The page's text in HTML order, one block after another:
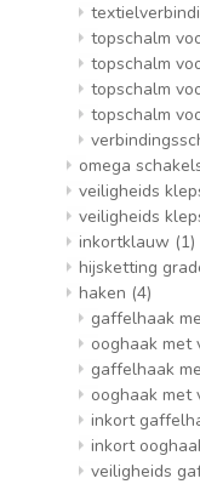
topschalm
topschalm
topschalm
topschalm
omega
veiligheids
veiligheids
inkortklauw (1)
hijsketting
haken (4)
gaffelhaak
ooghaak met
gaffelhaak
ooghaak met
inkort
inkort
veiligheids